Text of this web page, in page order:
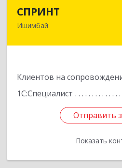
СПРИНТ
Ишимбай
Клиентов на
1С:Специалист
Отправить
Показать
453201, Башкортостан
Отправить
Назад